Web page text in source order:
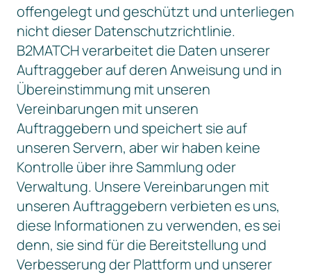
offengelegt und geschützt und unterliegen
nicht dieser Datenschutzrichtlinie.
B2MATCH verarbeitet die Daten unserer
Auftraggeber auf deren Anweisung und in
Übereinstimmung mit unseren
Vereinbarungen mit unseren
Auftraggebern und speichert sie auf
unseren Servern, aber wir haben keine
Kontrolle über ihre Sammlung oder
Verwaltung. Unsere Vereinbarungen mit
unseren Auftraggebern verbieten es uns,
diese Informationen zu verwenden, es sei
denn, sie sind für die Bereitstellung und
Verbesserung der Plattform und unserer